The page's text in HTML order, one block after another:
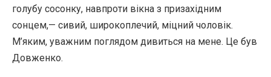
голубу сосонку, навпроти вікна з призахідним
сонцем,— сивий, широкоплечий, міцний чоловік.
М’яким, уважним поглядом дивиться на мене. Це був
Довженко.